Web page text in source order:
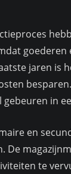
jaren is
in
en
De
te